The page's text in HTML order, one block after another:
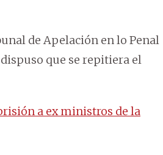
de Apelación en lo Penal
que se repitiera el
a ex ministros de la